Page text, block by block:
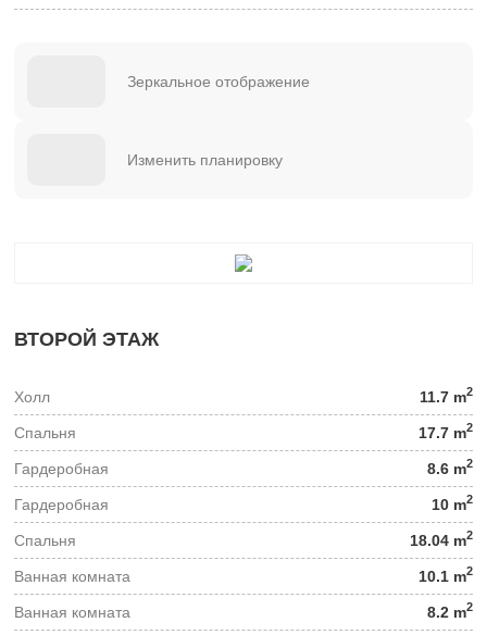
Зеркальное отображение
Изменить планировку
ВТОРОЙ ЭТАЖ
Холл 11.7 m2
Спальня 17.7 m2
Гардеробная 8.6 m2
Гардеробная 10 m2
Спальня 18.04 m2
Ванная комната 10.1 m2
Ванная комната 8.2 m2